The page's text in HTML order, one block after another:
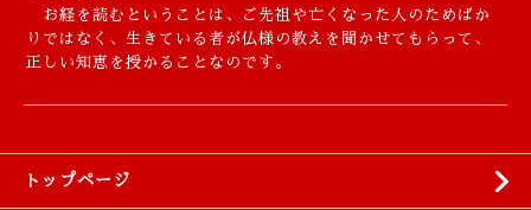
お経を読むということは、ご先祖や亡くなった人のためばか
りではなく、生きている者が仏様の教えを聞かせてもらって、
正しい知恵を授かることなのです。
トップページ